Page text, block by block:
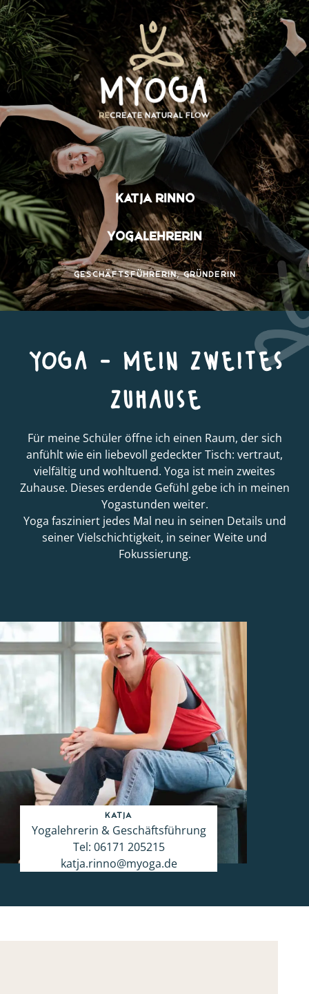
Katja Rinno
Yogalehrerin
Geschäftsführerin, Gründerin
yoga - mein zweites
zuhause
Für meine Schüler öffne ich einen Raum, der sich
anfühlt wie ein liebevoll gedeckter Tisch: vertraut,
vielfältig und wohltuend. Yoga ist mein zweites
Zuhause. Dieses erdende Gefühl gebe ich in meinen
Yogastunden weiter.
Yoga fasziniert jedes Mal neu in seinen Details und
seiner Vielschichtigkeit, in seiner Weite und
Fokussierung.
Katja
Yogalehrerin & Geschäftsführung
Tel: 06171 205215
katja.rinno@myoga.de